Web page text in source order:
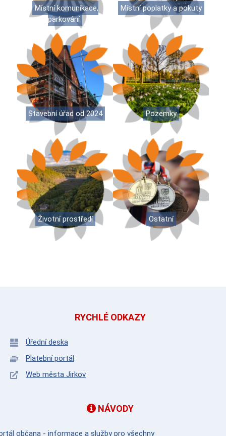
Místní komunikace,
parkování
Místní poplatky a pokuty
Stavební úřad od 2024 Pozemky
Životní prostředí Ostatní
RYCHLÉ ODKAZY
Úřední deska
Platební portál
Web města Jirkov
NÁVODY
občana - informace a služby pro všechny